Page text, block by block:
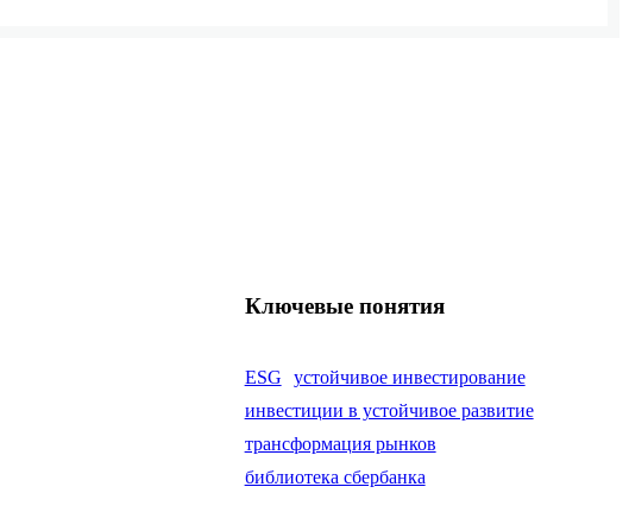
Ключевые понятия
ESG
устойчивое инвестирование
инвестиции в устойчивое развитие
трансформация рынков
библиотека сбербанка